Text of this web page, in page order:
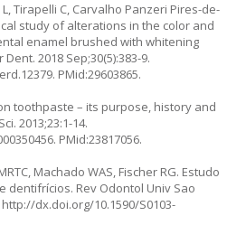
Tirapelli C, Carvalho Panzeri Pires-de-
study of alterations in the color and
enamel brushed with whitening
2018 Sep;30(5):383-9.
PMid:29603865.
toothpaste – its purpose, history and
2013;23:1-14.
PMid:23817056.
Machado WAS, Fischer RG. Estudo
dentifrícios. Rev Odontol Univ Sao
http://dx.doi.org/10.1590/S0103-